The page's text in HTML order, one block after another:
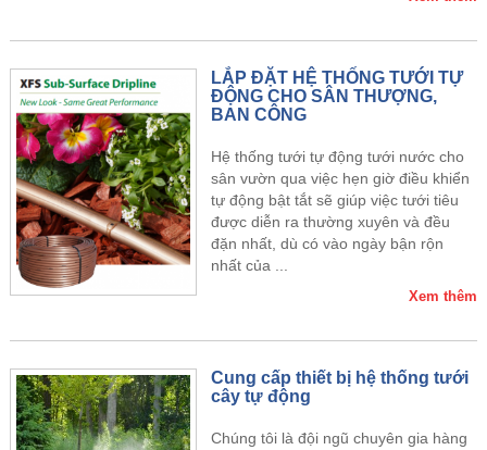
LẮP ĐẶT HỆ THỐNG TƯỚI TỰ
ĐỘNG CHO SÂN THƯỢNG,
BAN CÔNG
Hệ thống tưới tự động tưới nước cho
sân vườn qua việc hẹn giờ điều khiển
tự động bật tắt sẽ giúp việc tưới tiêu
được diễn ra thường xuyên và đều
đặn nhất, dù có vào ngày bận rộn
nhất của ...
Xem thêm
Cung cấp thiết bị hệ thống tưới
cây tự động
Chúng tôi là đội ngũ chuyên gia hàng